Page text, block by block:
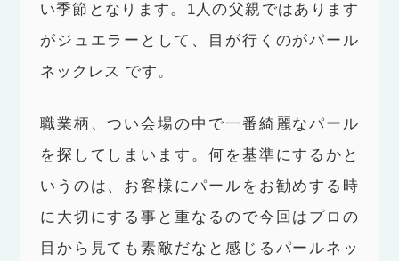
い季節となります。1人の父親ではあります
がジュエラーとして、目が行くのがパール
ネックレス です。
職業柄、つい会場の中で一番綺麗なパール
を探してしまいます。何を基準にするかと
いうのは、お客様にパールをお勧めする時
に大切にする事と重なるので今回はプロの
目から見ても素敵だなと感じるパールネッ